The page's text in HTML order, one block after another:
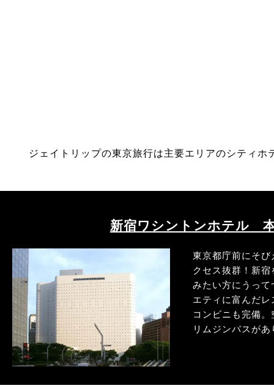
ジェイトリップの東京旅行は主要エリアのシティ
新宿ワシントンホテル
東京都庁前にそ
クセス抜群！新
みたい方にうっ
エティに富んだ
コンビニも完備
リムジンバスがあ